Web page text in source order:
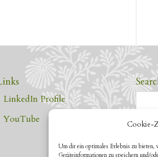
Cookie-
Um dir ein optimales Erlebnis zu
Geräteinformationen zu speichern und/
LinkedIn Profile
YouTube